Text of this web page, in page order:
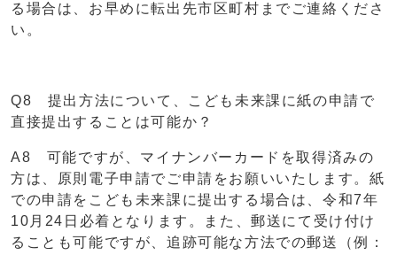
る場合は、お早めに転出先市区町村までご連絡くださ
い。
Q8 提出方法について、こども未来課に紙の申請で
直接提出することは可能か？
A8 可能ですが、マイナンバーカードを取得済みの
方は、原則電子申請でご申請をお願いいたします。紙
での申請をこども未来課に提出する場合は、令和7年
10月24日必着となります。また、郵送にて受け付け
ることも可能ですが、追跡可能な方法での郵送（例：